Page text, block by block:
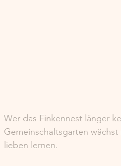
Wer das Finkennest länger
Gemeinschaftsgarten
lieben lernen.